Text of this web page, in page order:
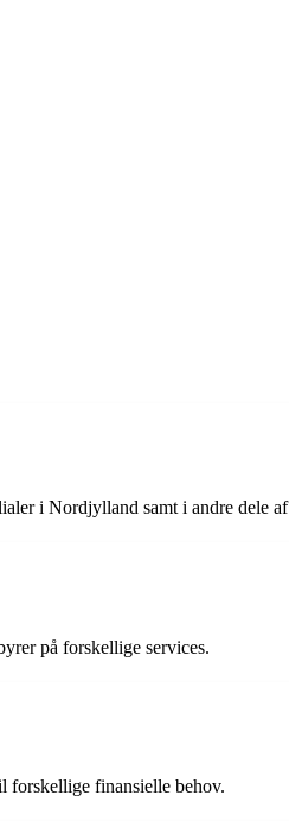
i Nordjylland samt i andre dele
på forskellige services.
forskellige finansielle behov.